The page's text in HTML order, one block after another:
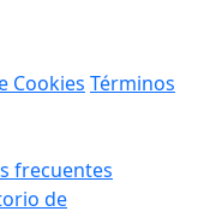
Cookies Términos
frecuentes
de